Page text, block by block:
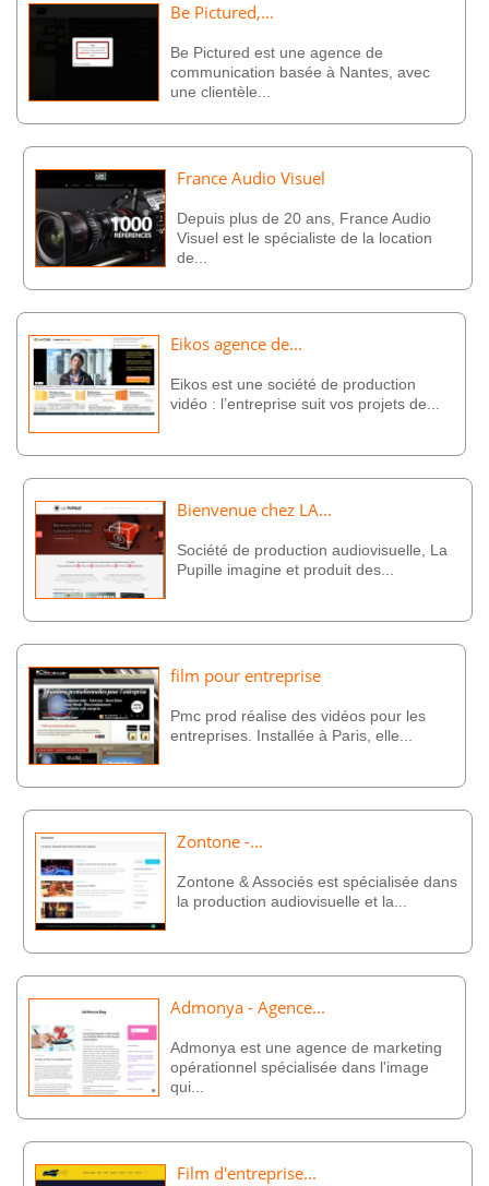
Be Pictured,...
Be Pictured est une agence de
communication basée à Nantes, avec
une clientèle...
France Audio Visuel
Depuis plus de 20 ans, France Audio
Visuel est le spécialiste de la location
de...
Eikos agence de...
Eikos est une société de production
vidéo : l’entreprise suit vos projets de...
Bienvenue chez LA...
Société de production audiovisuelle, La
Pupille imagine et produit des...
film pour entreprise
Pmc prod réalise des vidéos pour les
entreprises. Installée à Paris, elle...
Zontone -...
Zontone & Associés est spécialisée dans
la production audiovisuelle et la...
Admonya - Agence...
Admonya est une agence de marketing
opérationnel spécialisée dans l'image
qui...
Film d'entreprise...